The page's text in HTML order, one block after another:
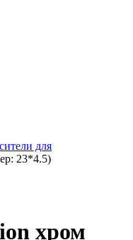
для
23*4.5)
хром